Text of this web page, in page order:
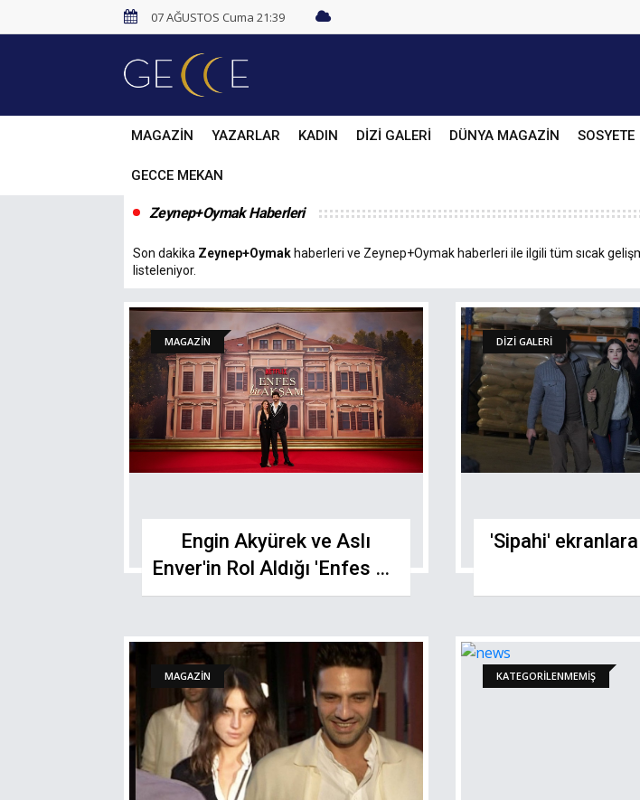
07 AĞUSTOS Cuma 21:39
MAGAZİN YAZARLAR KADIN DİZİ GALERİ DÜNYA MAGAZİN SOSYETE
GECCE MEKAN
Zeynep+Oymak Haberleri
Son dakika Zeynep+Oymak haberleri ve Zeynep+Oymak haberleri ile ilgili tüm sıcak
listeleniyor.
MAGAZİN
Engin Akyürek ve Aslı
Enver'in Rol Aldığı 'Enfes Bir
Akşam'dan Gösterişli Gala
DİZİ GALERİ
'Sipahi'
MAGAZİN KATEGORILENMEMIŞ